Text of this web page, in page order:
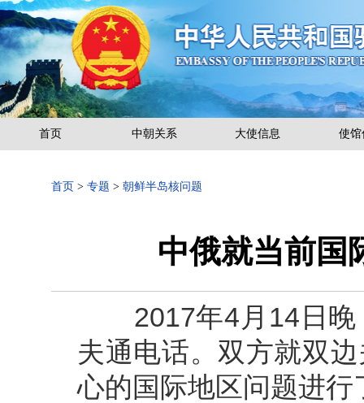
首页 中朝关系 大使信息 使馆
首页 > 专题 > 朝鲜半岛核问题
中俄就当前国
2017年4月14日晚
夫通电话。双方就双
心的国际地区问题进行